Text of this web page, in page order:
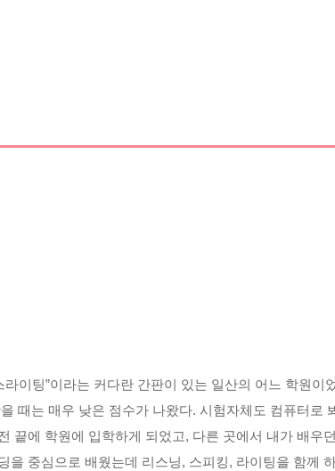
라이팅”이라는 커다란 간판이 있는 일산의 어느 학원이
때는 매우 낮은 점수가 나왔다. 시험자체도 컴퓨터로
끝에 학원에 입학하게 되었고, 다른 곳에서 내가 배우
을 중심으로 배웠는데 리스닝, 스피킹, 라이팅을 함께